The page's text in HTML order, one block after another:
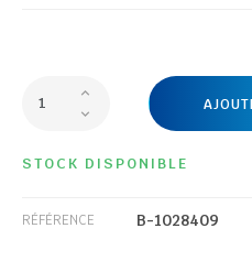
STOCK DISPONIBLE
RÉFÉRENCE B-1028409